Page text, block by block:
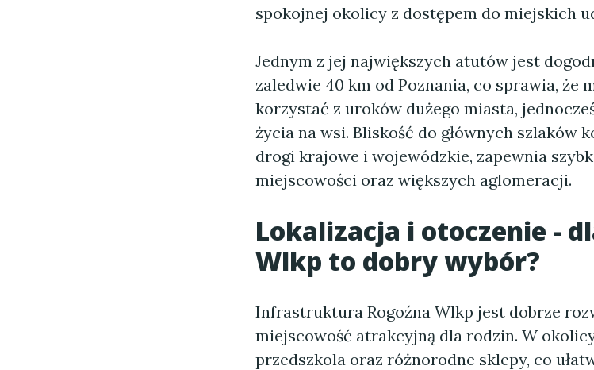
spokojnej okolicy z dostępem do miejskich
Jednym z jej największych atutów jest
zaledwie 40 km od Poznania, co sprawia, że
korzystać z uroków dużego miasta,
życia na wsi. Bliskość do głównych szlaków
drogi krajowe i wojewódzkie, zapewnia
miejscowości oraz większych aglomeracji.
Lokalizacja i otoczenie -
Wlkp to dobry wybór?
Infrastruktura Rogoźna Wlkp jest dobrze
miejscowość atrakcyjną dla rodzin. W
przedszkola oraz różnorodne sklepy, co